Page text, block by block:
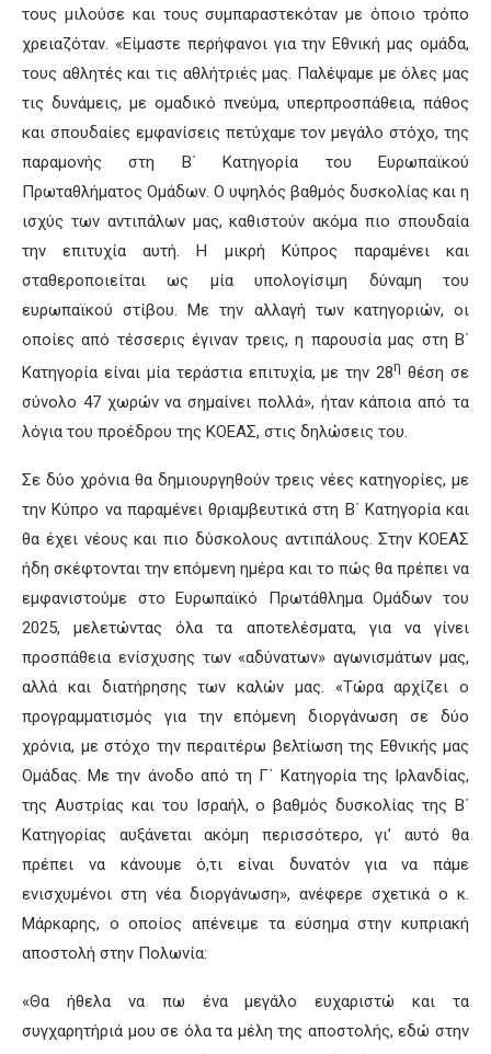
τους μιλούσε και τους συμπαραστεκόταν με όποιο τρόπο
χρειαζόταν. «Είμαστε περήφανοι για την Εθνική μας ομάδα,
τους αθλητές και τις αθλήτριές μας. Παλέψαμε με όλες μας
τις δυνάμεις, με ομαδικό πνεύμα, υπερπροσπάθεια, πάθος
και σπουδαίες εμφανίσεις πετύχαμε τον μεγάλο στόχο, της
παραμονής στη Β΄ Κατηγορία του Ευρωπαϊκού
Πρωταθλήματος Ομάδων. Ο υψηλός βαθμός δυσκολίας και η
ισχύς των αντιπάλων μας, καθιστούν ακόμα πιο σπουδαία
την επιτυχία αυτή. Η μικρή Κύπρος παραμένει και
σταθεροποιείται ως μία υπολογίσιμη δύναμη του
ευρωπαϊκού στίβου. Με την αλλαγή των κατηγοριών, οι
οποίες από τέσσερις έγιναν τρεις, η παρουσία μας στη Β΄
Κατηγορία είναι μία τεράστια επιτυχία, με την 28η θέση σε
σύνολο 47 χωρών να σημαίνει πολλά», ήταν κάποια από τα
λόγια του προέδρου της ΚΟΕΑΣ, στις δηλώσεις του.
Σε δύο χρόνια θα δημιουργηθούν τρεις νέες κατηγορίες, με
την Κύπρο να παραμένει θριαμβευτικά στη Β΄ Κατηγορία και
θα έχει νέους και πιο δύσκολους αντιπάλους. Στην ΚΟΕΑΣ
ήδη σκέφτονται την επόμενη ημέρα και το πώς θα πρέπει να
εμφανιστούμε στο Ευρωπαϊκό Πρωτάθλημα Ομάδων του
2025, μελετώντας όλα τα αποτελέσματα, για να γίνει
προσπάθεια ενίσχυσης των «αδύνατων» αγωνισμάτων μας,
αλλά και διατήρησης των καλών μας. «Τώρα αρχίζει ο
προγραμματισμός για την επόμενη διοργάνωση σε δύο
χρόνια, με στόχο την περαιτέρω βελτίωση της Εθνικής μας
Ομάδας. Με την άνοδο από τη Γ΄ Κατηγορία της Ιρλανδίας,
της Αυστρίας και του Ισραήλ, ο βαθμός δυσκολίας της Β΄
Κατηγορίας αυξάνεται ακόμη περισσότερο, γι’ αυτό θα
πρέπει να κάνουμε ό,τι είναι δυνατόν για να πάμε
ενισχυμένοι στη νέα διοργάνωση», ανέφερε σχετικά ο κ.
Μάρκαρης, ο οποίος απένειμε τα εύσημα στην κυπριακή
αποστολή στην Πολωνία:
«Θα ήθελα να πω ένα μεγάλο ευχαριστώ και τα
συγχαρητήριά μου σε όλα τα μέλη της αποστολής, εδώ στην